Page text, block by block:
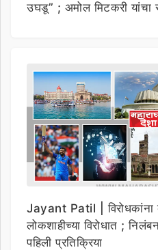
उघडू” ; अमोल मिटकरी यांचा
Jayant Patil | विरोधकांना
लोकशाहीच्या विरोधात ;
पहिली प्रतिक्रिया